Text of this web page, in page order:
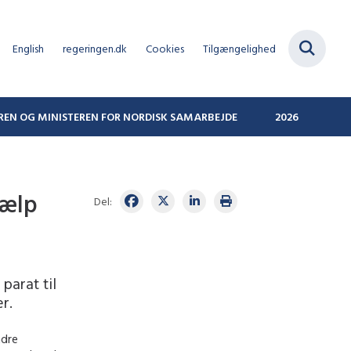
English regeringen.dk Cookies Tilgængelighed
OG MINISTEREN FOR NORDISK SAMARBEJDE 2026
parat til
Del: